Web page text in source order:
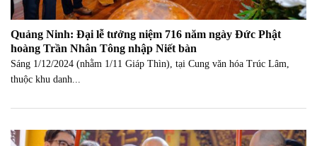
Quảng Ninh: Đại lễ tưởng niệm 716 năm ngày Đức Phật
hoàng Trần Nhân Tông nhập Niết bàn
Sáng 1/12/2024 (nhằm 1/11 Giáp Thìn), tại Cung văn hóa Trúc Lâm,
thuộc khu danh...